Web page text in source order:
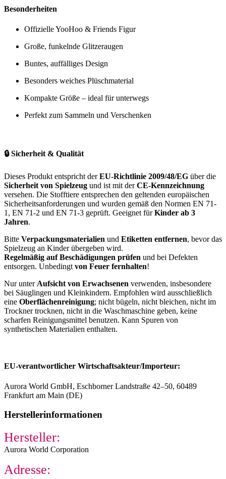
Besonderheiten
Offizielle YooHoo & Friends Figur
Große, funkelnde Glitzeraugen
Buntes, auffälliges Design
Besonders weiches Plüschmaterial
Kompakte Größe – ideal für unterwegs
Perfekt zum Sammeln und Verschenken
🔒Sicherheit & Qualität
Dieses Produkt entspricht derEU-Richtlinie 2009/48/EG über die
Sicherheit von Spielzeug und ist mit derCE-Kennzeichnung
versehen. Die Stofftiere entsprechen den geltenden europäischen
Sicherheitsanforderungen und wurden gemäß den Normen EN 71-
1, EN 71-2 und EN 71-3 geprüft. Geeignet fürKinder ab 3
Jahren.
Bitte Verpackungsmaterialien und Etiketten entfernen, bevor das
Spielzeug an Kinder übergeben wird.
Regelmäßig auf Beschädigungen prüfen und bei Defekten
entsorgen. Unbedingt von Feuer fernhalten!
Nur unter Aufsicht von Erwachsenen verwenden, insbesondere
bei Säuglingen und Kleinkindern. Empfohlen wird ausschließlich
eine Oberflächenreinigung; nicht bügeln, nicht bleichen, nicht im
Trockner trocknen, nicht in die Waschmaschine geben, keine
scharfen Reinigungsmittel benutzen. Kann Spuren von
synthetischen Materialien enthalten.
EU-verantwortlicher Wirtschaftsakteur/Importeur:
Aurora World GmbH, Eschborner Landstraße 42–50, 60489
Frankfurt am Main (DE)
Herstellerinformationen
Hersteller:
Aurora World Corporation
Adresse: